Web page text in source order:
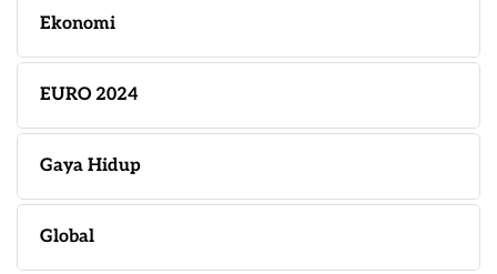
Ekonomi
EURO 2024
Gaya Hidup
Global